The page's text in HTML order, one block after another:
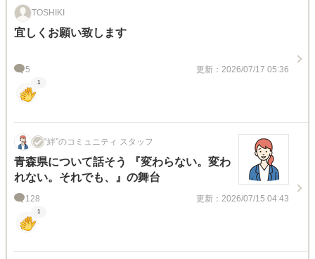
TOSHIKI
宜しくお願い致します
5 更新：2026/07/17 05:36
1
“絆”のコミュニティ スタッフ
青森県について話そう 『変わらない。変わ
れない。それでも、』の舞台
128 更新：2026/07/15 04:43
1